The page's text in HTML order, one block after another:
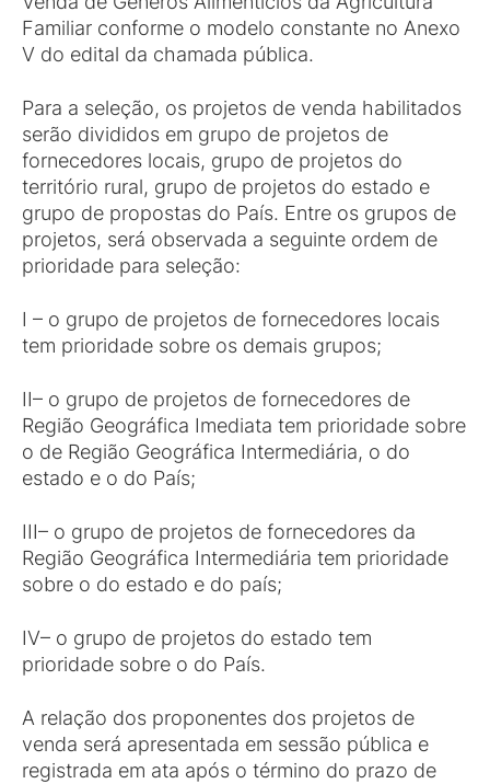
Familiar conforme o modelo constante no Anexo
V do edital da chamada pública.
Para a seleção, os projetos de venda habilitados
serão divididos em grupo de projetos de
fornecedores locais, grupo de projetos do
território rural, grupo de projetos do estado e
grupo de propostas do País. Entre os grupos de
projetos, será observada a seguinte ordem de
prioridade para seleção:
I – o grupo de projetos de fornecedores locais
tem prioridade sobre os demais grupos;
II– o grupo de projetos de fornecedores de
Região Geográfica Imediata tem prioridade sobre
o de Região Geográfica Intermediária, o do
estado e o do País;
III– o grupo de projetos de fornecedores da
Região Geográfica Intermediária tem prioridade
sobre o do estado e do país;
IV– o grupo de projetos do estado tem
prioridade sobre o do País.
A relação dos proponentes dos projetos de
venda será apresentada em sessão pública e
registrada em ata após o término do prazo de